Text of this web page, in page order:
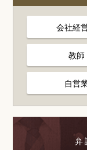
会社経
教師
自営
弁